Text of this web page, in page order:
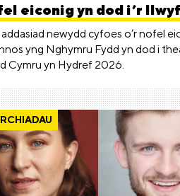
eiconig yn dod i’r
newydd cyfoes o’r nofel
yng Nghymru Fydd yn dod i
Cymru yn Hydref 2026.